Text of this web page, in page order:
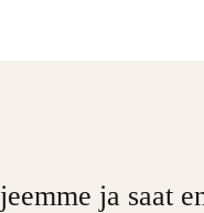
ja saat